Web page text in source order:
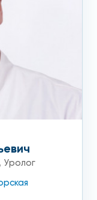
, Уролог